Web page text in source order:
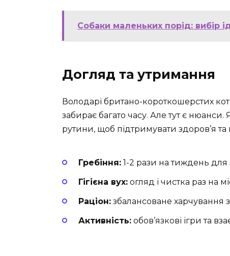
Собаки маленьких порід: вибір
Догляд та утримання
Володарі британо-короткошерстих
забирає багато часу. Але тут є нюанси.
рутини, щоб підтримувати здоров’я та
Гребіння: 1-2 рази на тиждень
Гігієна вух: огляд і чистка раз на
Раціон: збалансоване харчування
Активність: обов’язкові ігри та